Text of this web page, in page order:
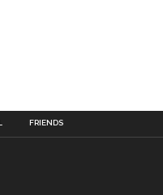
FRIENDS